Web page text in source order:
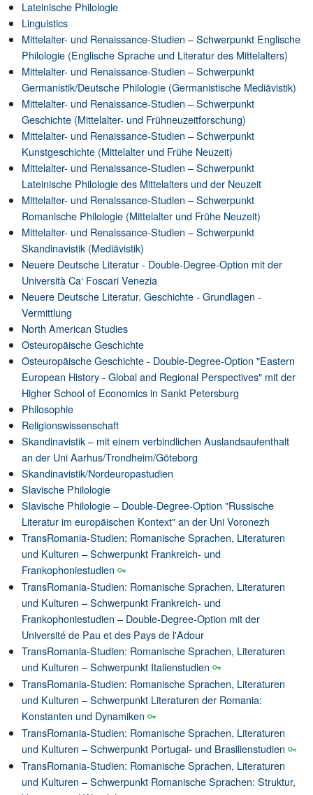
Lateinische Philologie
Linguistics
Mittelalter- und Renaissance-Studien – Schwerpunkt Englische
Philologie (Englische Sprache und Literatur des Mittelalters)
Mittelalter- und Renaissance-Studien – Schwerpunkt
Germanistik/Deutsche Philologie (Germanistische Mediävistik)
Mittelalter- und Renaissance-Studien – Schwerpunkt
Geschichte (Mittelalter- und Frühneuzeitforschung)
Mittelalter- und Renaissance-Studien – Schwerpunkt
Kunstgeschichte (Mittelalter und Frühe Neuzeit)
Mittelalter- und Renaissance-Studien – Schwerpunkt
Lateinische Philologie des Mittelalters und der Neuzeit
Mittelalter- und Renaissance-Studien – Schwerpunkt
Romanische Philologie (Mittelalter und Frühe Neuzeit)
Mittelalter- und Renaissance-Studien – Schwerpunkt
Skandinavistik (Mediävistik)
Neuere Deutsche Literatur - Double-Degree-Option mit der
Università Ca‘ Foscari Venezia
Neuere Deutsche Literatur. Geschichte - Grundlagen -
Vermittlung
North American Studies
Osteuropäische Geschichte
Osteuropäische Geschichte - Double-Degree-Option "Eastern
European History - Global and Regional Perspectives" mit der
Higher School of Economics in Sankt Petersburg
Philosophie
Religionswissenschaft
Skandinavistik – mit einem verbindlichen Auslandsaufenthalt
an der Uni Aarhus/Trondheim/Göteborg
Skandinavistik/Nordeuropastudien
Slavische Philologie
Slavische Philologie – Double-Degree-Option "Russische
Literatur im europäischen Kontext" an der Uni Voronezh
TransRomania-Studien: Romanische Sprachen, Literaturen
und Kulturen – Schwerpunkt Frankreich- und
Frankophoniestudien
TransRomania-Studien: Romanische Sprachen, Literaturen
und Kulturen – Schwerpunkt Frankreich- und
Frankophoniestudien – Double-Degree-Option mit der
Université de Pau et des Pays de l'Adour
TransRomania-Studien: Romanische Sprachen, Literaturen
und Kulturen – Schwerpunkt Italienstudien
TransRomania-Studien: Romanische Sprachen, Literaturen
und Kulturen – Schwerpunkt Literaturen der Romania:
Konstanten und Dynamiken
TransRomania-Studien: Romanische Sprachen, Literaturen
und Kulturen – Schwerpunkt Portugal- und Brasilienstudien
TransRomania-Studien: Romanische Sprachen, Literaturen
und Kulturen – Schwerpunkt Romanische Sprachen: Struktur,